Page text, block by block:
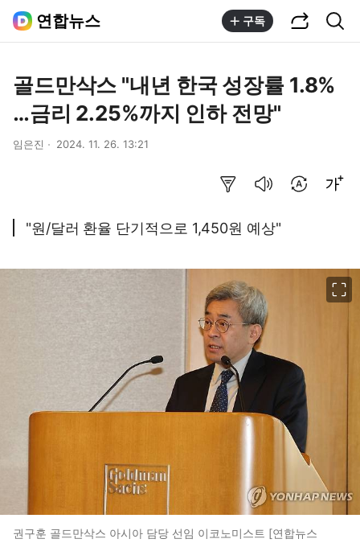
연합뉴스 구독
골드만삭스 "내년 한국 성장률 1.8%
…금리 2.25%까지 인하 전망"
임은진 2024. 11. 26. 13:21
"원/달러 환율 단기적으로 1,450원 예상"
권구훈 골드만삭스 아시아 담당 선임 이코노미스트 [연합뉴스